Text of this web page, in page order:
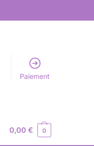
Paiement
0,00€ 0